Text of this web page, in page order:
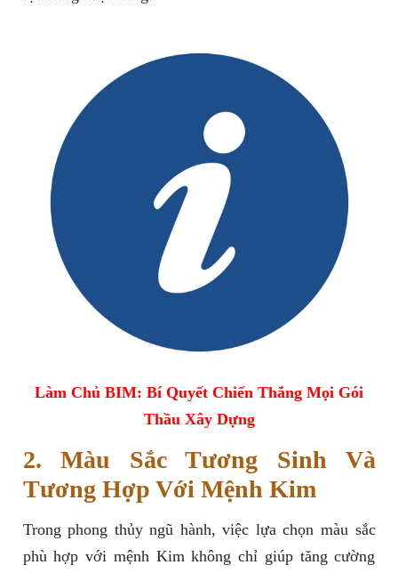
Làm Chủ BIM: Bí Quyết Chiến Thắng Mọi Gói
Thầu Xây Dựng
2. Màu Sắc Tương Sinh Và
Tương Hợp Với Mệnh Kim
Trong phong thủy ngũ hành, việc lựa chọn màu sắc
phù hợp với mệnh Kim không chỉ giúp tăng cường